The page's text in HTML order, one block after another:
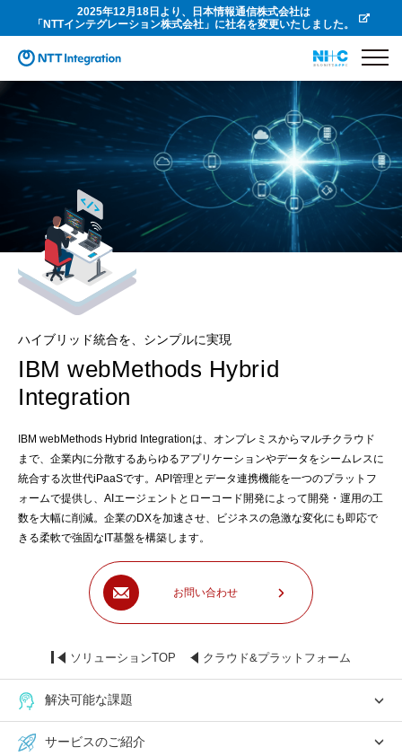
2025年12月18日より、日本情報通信株式会社は
「NTTインテグレーション株式会社」に社名を変更いたしました。
ハイブリッド統合を、シンプルに実現
IBM webMethods Hybrid
Integration
IBM webMethods Hybrid Integrationは、オンプレミスからマルチクラウド
まで、企業内に分散するあらゆるアプリケーションやデータをシームレスに
統合する次世代iPaaSです。API管理とデータ連携機能を一つのプラットフ
ォームで提供し、AIエージェントとローコード開発によって開発・運用の工
数を大幅に削減。企業のDXを加速させ、ビジネスの急激な変化にも即応で
きる柔軟で強固なIT基盤を構築します。
お問い合わせ
ソリューションTOP クラウド&プラットフォーム
解決可能な課題
サービスのご紹介